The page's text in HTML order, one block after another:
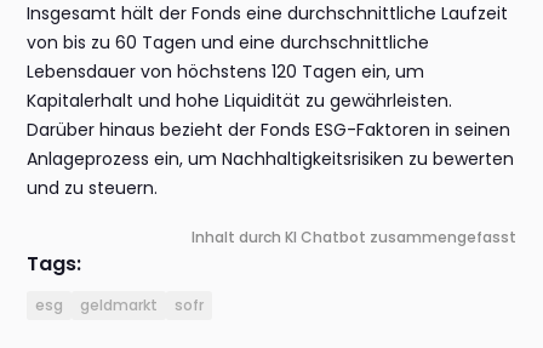
Insgesamt hält der Fonds eine durchschnittliche Laufzeit
von bis zu 60 Tagen und eine durchschnittliche
Lebensdauer von höchstens 120 Tagen ein, um
Kapitalerhalt und hohe Liquidität zu gewährleisten.
Darüber hinaus bezieht der Fonds ESG-Faktoren in seinen
Anlageprozess ein, um Nachhaltigkeitsrisiken zu bewerten
und zu steuern.
Inhalt durch KI Chatbot zusammengefasst
Tags:
esg geldmarkt sofr